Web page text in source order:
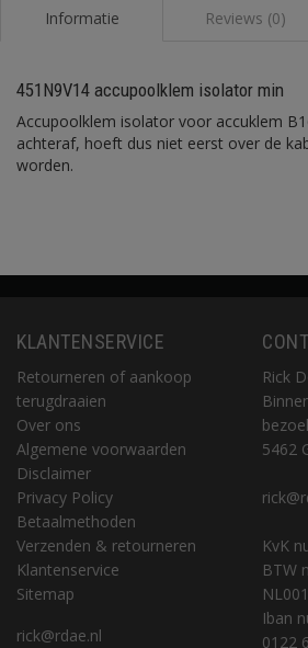
Informatie Reviews (0)
451N9V14 accupoolklem isolator min
Accupoolklem isolator voor accuklem
achteraf, hoeft dus niet eerst over de
worden.
KLANTENSERVICE
Retourneren of aankoop
terugdraaien
Over ons
Algemene voorwaarden
Disclaimer
Privacy Policy
Betaalmethoden
Verzenden & retourneren
Klantenservice
Sitemap
rick@rdae.nl
Rick
5462
KvK
BTW
Iban
0122